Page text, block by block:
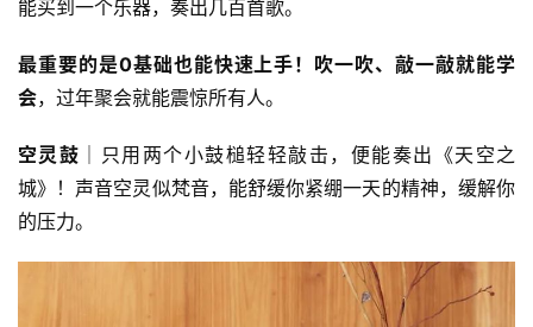
能买到一个乐器，奏出几百首歌。
最重要的是0基础也能快速上手！吹一吹、敲一敲就能学
会，过年聚会就能震惊所有人。
空灵鼓 │只用两个小鼓槌轻轻敲击，便能奏出《天空之
城》！声音空灵似梵音，能舒缓你紧绷一天的精神，缓解你
的压力。